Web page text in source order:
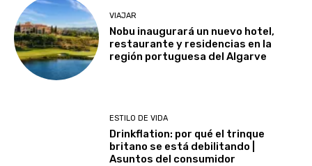
VIAJAR
Nobu inaugurará un nuevo hotel,
restaurante y residencias en la
región portuguesa del Algarve
ESTILO DE VIDA
Drinkflation: por qué el trinque
britano se está debilitando |
Asuntos del consumidor